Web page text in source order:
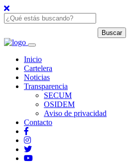
Inicio
Cartelera
Noticias
Transparencia
SECUM
OSIDEM
Aviso de privacidad
Contacto